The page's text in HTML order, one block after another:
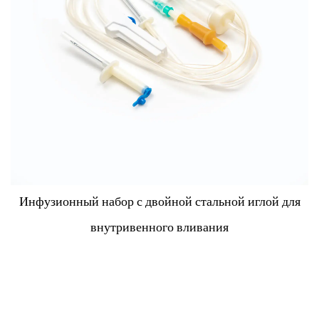
для Инфузор с прецизионным регулятором